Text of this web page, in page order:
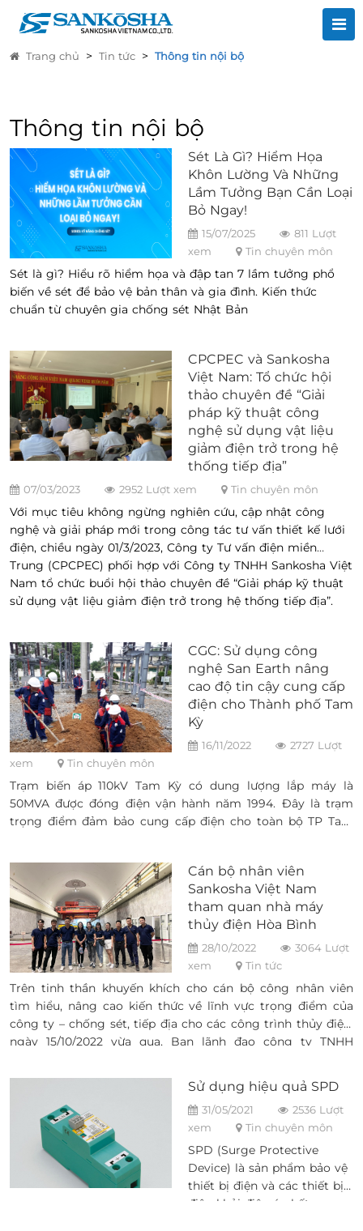
Trang chủ > Tin tức > Thông tin nội bộ
Thông tin nội bộ
Sét Là Gì? Hiểm Họa
Khôn Lường Và Những
Lầm Tưởng Bạn Cần Loại
Bỏ Ngay!
15/07/2025
811 Lượt
xem
Tin chuyên môn
Sét là gì? Hiểu rõ hiểm họa và đập tan 7 lầm tưởng phổ
biến về sét để bảo vệ bản thân và gia đình. Kiến thức
chuẩn từ chuyên gia chống sét Nhật Bản
CPCPEC và Sankosha
Việt Nam: Tổ chức hội
thảo chuyên đề “Giải
pháp kỹ thuật công
nghệ sử dụng vật liệu
giảm điện trở trong hệ
thống tiếp địa”
07/03/2023 2952 Lượt xem Tin chuyên môn
Với mục tiêu không ngừng nghiên cứu, cập nhật công
nghệ và giải pháp mới trong công tác tư vấn thiết kế lưới
điện, chiều ngày 01/3/2023, Công ty Tư vấn điện miền
Trung (CPCPEC) phối hợp với Công ty TNHH Sankosha Việt
Nam tổ chức buổi hội thảo chuyên đề “Giải pháp kỹ thuật
sử dụng vật liệu giảm điện trở trong hệ thống tiếp địa”.
CGC: Sử dụng công
nghệ San Earth nâng
cao độ tin cậy cung cấp
điện cho Thành phố Tam
Kỳ
16/11/2022
2727 Lượt
xem
Tin chuyên môn
Trạm biến áp 110kV Tam Kỳ có dung lượng lắp máy là
50MVA được đóng điện vận hành năm 1994. Đây là trạm
trọng điểm đảm bảo cung cấp điện cho toàn bộ TP Tam
Bên cạnh đó trạm biến áp 110kV Tam Kỳ còn đóng vai trò
hết sức quan trọng trong việc trung chuyển công suất của
các nhà máy thủy điện trên các vùng núi nam Quảng Nam
như thủy điện Trà Linh, Trà My, Tà Vi, Mùa Mưa, Phú Ninh.
Cán bộ nhân viên
Sankosha Việt Nam
tham quan nhà máy
thủy điện Hòa Bình
28/10/2022
3064 Lượt
xem
Tin tức
Trên tinh thần khuyến khích cho cán bộ công nhân viên
tìm hiểu, nâng cao kiến thức về lĩnh vực trọng điểm của
công ty – chống sét, tiếp địa cho các công trình thủy điện,
ngày 15/10/2022 vừa qua, Ban lãnh đạo công ty TNHH
thực tế, tập huấn tại nhà máy thủy điện Hòa Bình.
Sử dụng hiệu quả SPD
31/05/2021
2536 Lượt
xem
Tin chuyên môn
SPD (Surge Protective
Device) là sản phẩm bảo vệ
thiết bị điện và các thiết bị
điện khỏi điện áp bất